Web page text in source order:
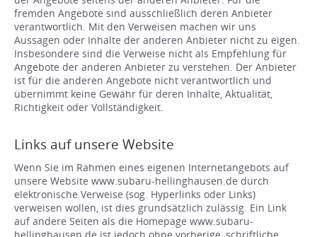
fremden Angebote sind ausschließlich deren Anbieter
verantwortlich. Mit den Verweisen machen wir uns
Aussagen oder Inhalte der anderen Anbieter nicht zu eigen.
Insbesondere sind die Verweise nicht als Empfehlung für
Angebote der anderen Anbieter zu verstehen. Der Anbieter
ist für die anderen Angebote nicht verantwortlich und
übernimmt keine Gewähr für deren Inhalte, Aktualität,
Richtigkeit oder Vollständigkeit.
Links auf unsere Website
Wenn Sie im Rahmen eines eigenen Internetangebots auf
unsere Website www.subaru-hellinghausen.de durch
elektronische Verweise (sog. Hyperlinks oder Links)
verweisen wollen, ist dies grundsätzlich zulässig. Ein Link
auf andere Seiten als die Homepage www.subaru-